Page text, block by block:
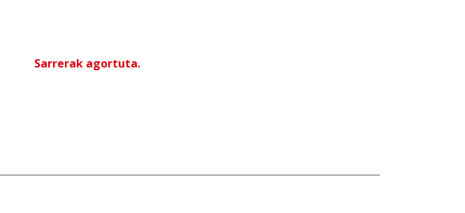
Sarrerak agortuta.